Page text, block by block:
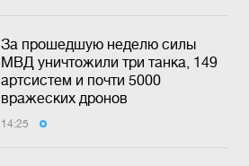
За прошедшую неделю силы
МВД уничтожили три танка, 149
артсистем и почти 5000
вражеских дронов
14:25